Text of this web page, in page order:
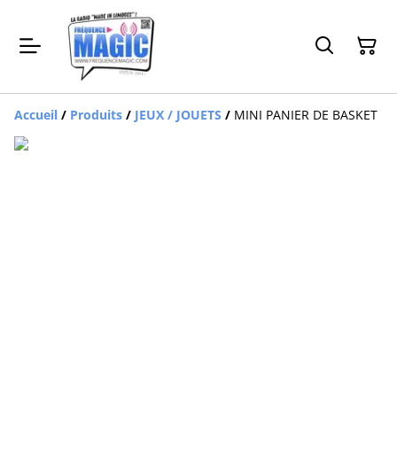
Accueil / Produits / JEUX / JOUETS / MINI PANIER DE BASKET